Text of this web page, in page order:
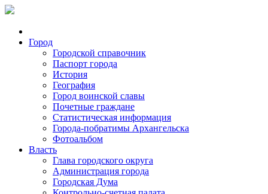
Город
Городской справочник
Паспорт города
История
География
Город воинской славы
Почетные граждане
Статистическая информация
Города-побратимы Архангельска
Фотоальбом
Власть
Глава городского округа
Администрация города
Городская Дума